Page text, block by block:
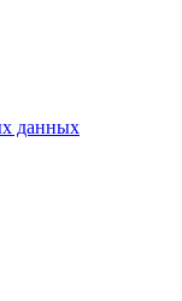
данных